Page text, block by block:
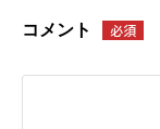
コメント 必須